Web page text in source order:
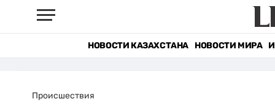
НОВОСТИ КАЗАХСТАНА НОВОСТИ МИРА
Происшествия